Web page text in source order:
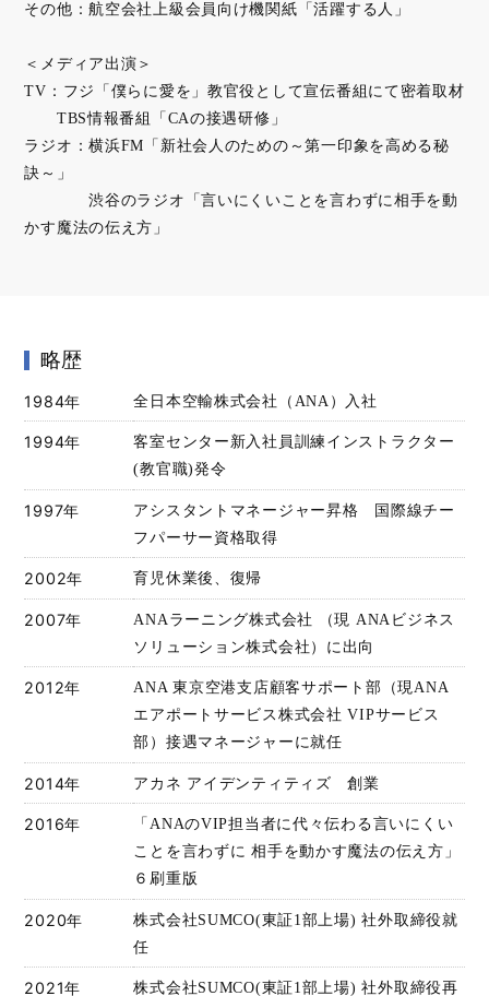
その他：航空会社上級会員向け機関紙「活躍する人」
＜メディア出演＞
TV：フジ「僕らに愛を」教官役として宣伝番組にて密着取材
TBS情報番組「CAの接遇研修」
ラジオ：横浜FM「新社会人のための～第一印象を高める秘
訣～」
渋谷のラジオ「言いにくいことを言わずに相手を動
かす魔法の伝え方」
略歴
1984年 全日本空輸株式会社（ANA）入社
1994年
客室センター新入社員訓練インストラクター
(教官職)発令
1997年
アシスタントマネージャー昇格 国際線チー
フパーサー資格取得
2002年 育児休業後、復帰
2007年
ANAラーニング株式会社 （現 ANAビジネス
ソリューション株式会社）に出向
2012年
ANA 東京空港支店顧客サポート部（現ANA
エアポートサービス株式会社 VIPサービス
部）接遇マネージャーに就任
2014年 アカネ アイデンティティズ 創業
2016年
「ANAのVIP担当者に代々伝わる言いにくい
ことを言わずに 相手を動かす魔法の伝え方」
６刷重版
2020年
株式会社SUMCO(東証1部上場) 社外取締役就
任
2021年
株式会社SUMCO(東証1部上場) 社外取締役再